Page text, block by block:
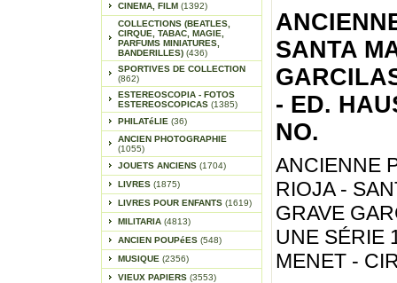
CINEMA, FILM (1392)
COLLECTIONS (BEATLES,
CIRQUE, TABAC, MAGIE,
PARFUMS MINIATURES,
BANDERILLES) (436)
SPORTIVES DE COLLECTION
(862)
ESTEREOSCOPIA - FOTOS
ESTEREOSCOPICAS (1385)
PHILATéLIE (36)
ANCIEN PHOTOGRAPHIE
(1055)
JOUETS ANCIENS (1704)
LIVRES (1875)
LIVRES POUR ENFANTS (1619)
MILITARIA (4813)
ANCIEN POUPéES (548)
MUSIQUE (2356)
VIEUX PAPIERS (3553)
SANTA
- ED.
NO.
ANCIENNE
RIOJA -
GRAVE
UNE SÉRIE
MENET -